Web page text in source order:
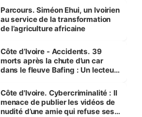
Parcours. Siméon Ehui, un Ivoirien
au service de la transformation
de l’agriculture africaine
Côte d’Ivoire - Accidents. 39
morts après la chute d’un car
dans le fleuve Bafing : Un lecteur
des Transports
Côte d'Ivoire. Cybercriminalité : Il
menace de publier les vidéos de
nudité d’une amie qui refuse ses